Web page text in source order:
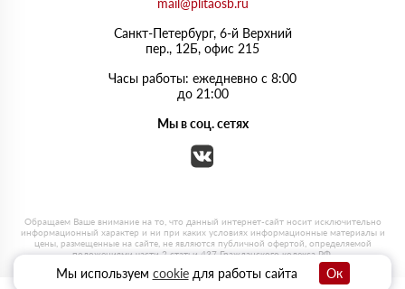
mail@plitaosb.ru
Санкт-Петербург, 6-й Верхний
пер., 12Б, офис 215
Часы работы: ежедневно с 8:00
до 21:00
Мы в соц. сетях
Мы используем cookieдля работы сайта Ок